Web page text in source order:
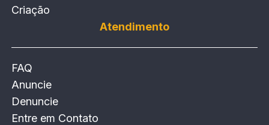
Criação
Atendimento
FAQ
Anuncie
Denuncie
Entre em Contato